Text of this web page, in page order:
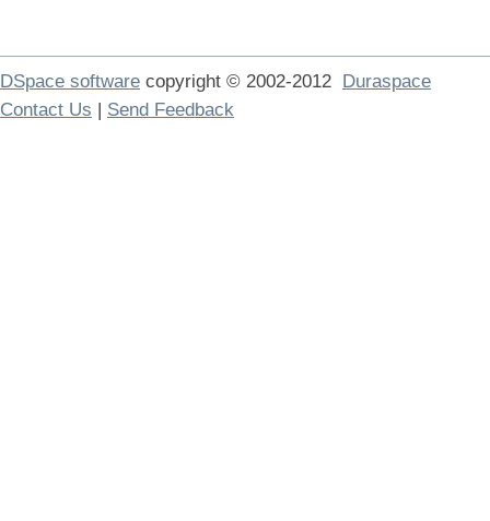
DSpace software copyright © 2002-2012 Duraspace
Contact Us | Send Feedback